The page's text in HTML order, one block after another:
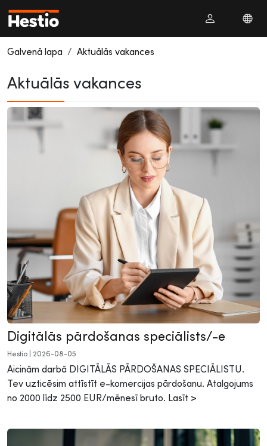
Galvenā lapa Aktuālās vakances
Aktuālās vakances
Digitālās pārdošanas speciālists/-e
Hestio 2026-08-05
Aicinām darbā DIGITĀLĀS PĀRDOŠANAS SPECIĀLISTU.
Tev uzticēsim attīstīt e-komercijas pārdošanu. Atalgojums
no 2000 līdz 2500 EUR/mēnesī bruto. Lasīt >